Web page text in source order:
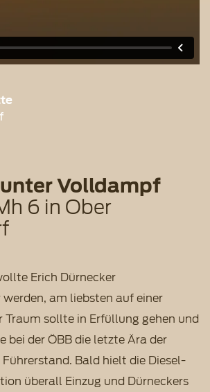
Volldampf
6 in Ober
Erich Dürnecker
am liebsten auf einer
Traum sollte in Erfüllung gehen und
bei der ÖBB die letzte Ära der
Bald hielt die Diesel-
überall Einzug und Dürneckers